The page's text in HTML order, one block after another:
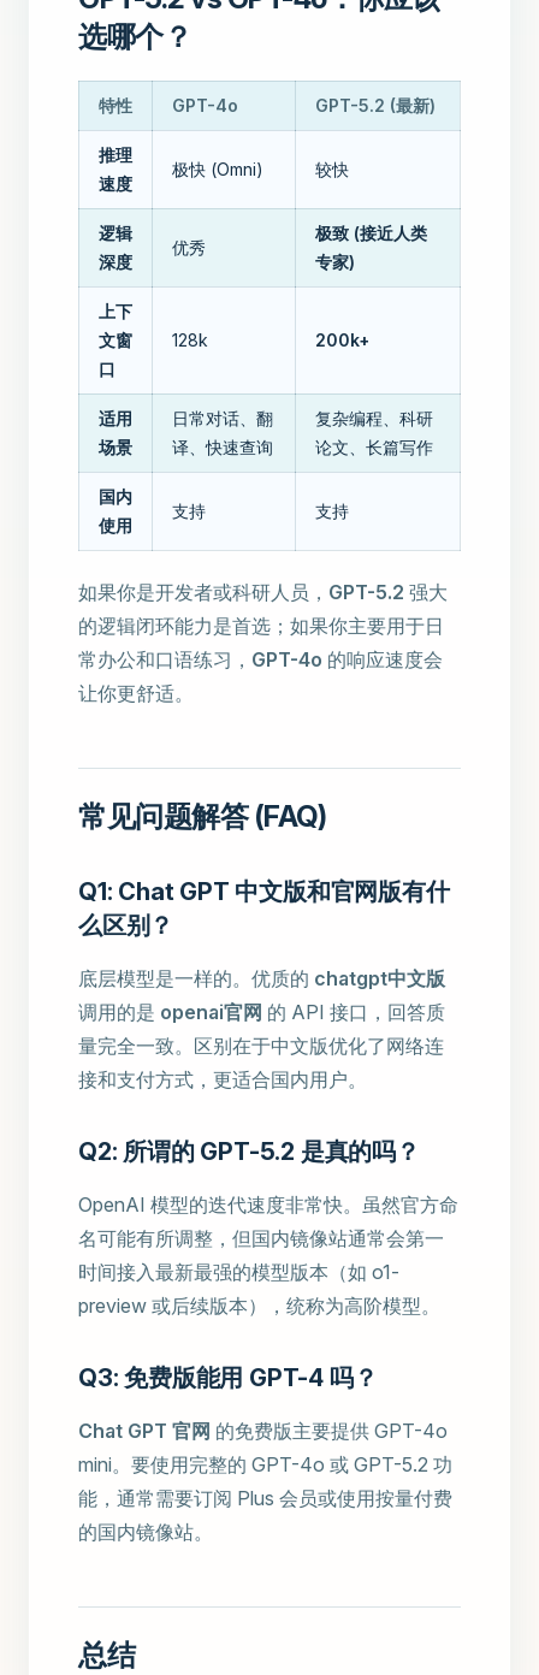
选哪个？
特性 GPT-4o GPT-5.2 (最新)
推理
速度
极快 (Omni) 较快
逻辑
深度
优秀
极致 (接近人类
专家)
上下
文窗
口
128k 200k+
适用
场景
日常对话、翻
译、快速查询
复杂编程、科研
论文、长篇写作
国内
使用
支持 支持
如果你是开发者或科研人员， GPT-5.2 强大
的逻辑闭环能力是首选；如果你主要用于日
常办公和口语练习， GPT-4o 的响应速度会
让你更舒适。
常见问题解答 (FAQ)
Q1: Chat GPT 中文版和官网版有什
么区别？
底层模型是一样的。优质的 chatgpt中文版
调用的是 openai官网 的 API 接口，回答质
量完全一致。区别在于中文版优化了网络连
接和支付方式，更适合国内用户。
Q2: 所谓的 GPT-5.2 是真的吗？
OpenAI 模型的迭代速度非常快。虽然官方命
名可能有所调整，但国内镜像站通常会第一
时间接入最新最强的模型版本（如 o1-
preview 或后续版本），统称为高阶模型。
Q3: 免费版能用 GPT-4 吗？
Chat GPT 官网 的免费版主要提供 GPT-4o
mini。要使用完整的 GPT-4o 或 GPT-5.2 功
能，通常需要订阅 Plus 会员或使用按量付费
的国内镜像站。
总结